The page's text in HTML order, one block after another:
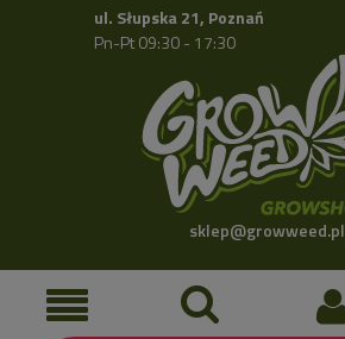
ul. Słupska 21, Poznań
Pn-Pt 09:30 - 17:30
sklep@growweed.pl